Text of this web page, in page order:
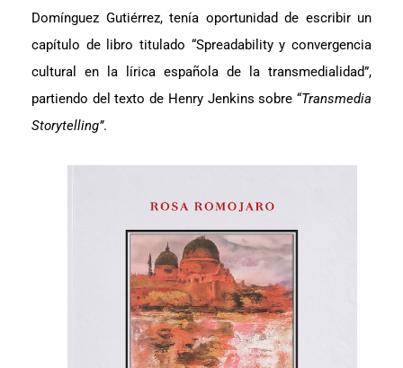
Domínguez Gutiérrez, tenía oportunidad de escribir un
capítulo de libro titulado “Spreadability y convergencia
cultural en la lírica española de la transmedialidad”,
partiendo del texto de Henry Jenkins sobre “Transmedia
Storytelling”.